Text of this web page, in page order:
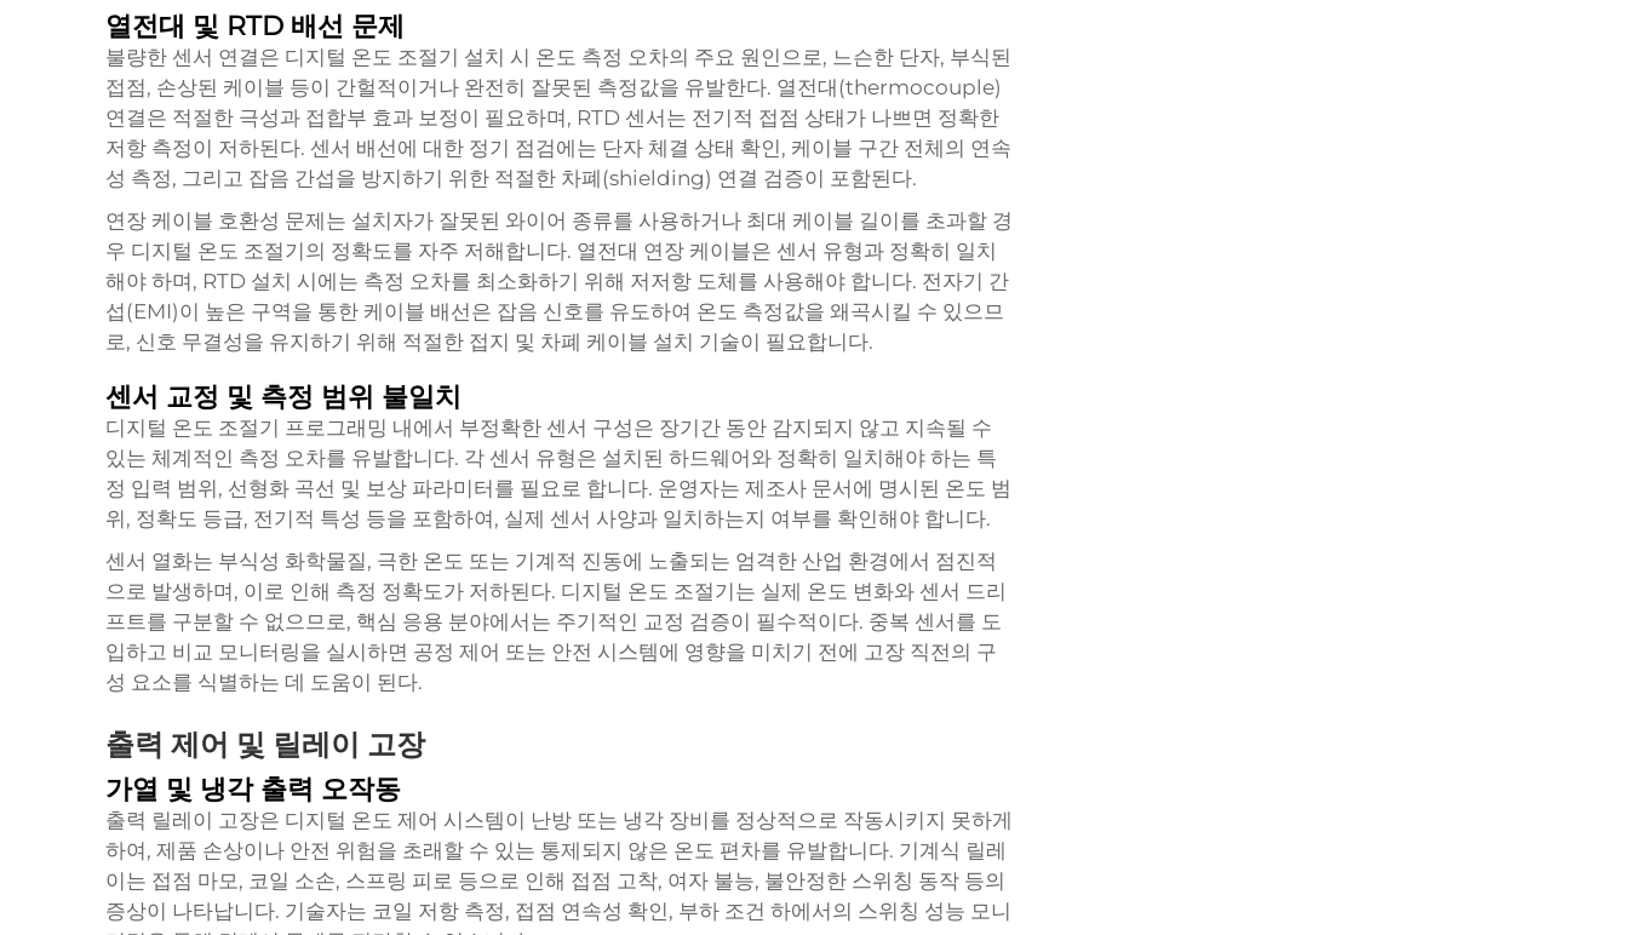
열전대 및 RTD 배선 문제
불량한 센서 연결은 디지털 온도 조절기 설치 시 온도 측정 오차의 주요 원인으로, 느슨한 단자, 부식된
접점, 손상된 케이블 등이 간헐적이거나 완전히 잘못된 측정값을 유발한다. 열전대(thermocouple)
연결은 적절한 극성과 접합부 효과 보정이 필요하며, RTD 센서는 전기적 접점 상태가 나쁘면 정확한
저항 측정이 저하된다. 센서 배선에 대한 정기 점검에는 단자 체결 상태 확인, 케이블 구간 전체의 연속
성 측정, 그리고 잡음 간섭을 방지하기 위한 적절한 차폐(shielding) 연결 검증이 포함된다.
연장 케이블 호환성 문제는 설치자가 잘못된 와이어 종류를 사용하거나 최대 케이블 길이를 초과할 경
우 디지털 온도 조절기의 정확도를 자주 저해합니다. 열전대 연장 케이블은 센서 유형과 정확히 일치
해야 하며, RTD 설치 시에는 측정 오차를 최소화하기 위해 저저항 도체를 사용해야 합니다. 전자기 간
섭(EMI)이 높은 구역을 통한 케이블 배선은 잡음 신호를 유도하여 온도 측정값을 왜곡시킬 수 있으므
로, 신호 무결성을 유지하기 위해 적절한 접지 및 차폐 케이블 설치 기술이 필요합니다.
센서 교정 및 측정 범위 불일치
디지털 온도 조절기 프로그래밍 내에서 부정확한 센서 구성은 장기간 동안 감지되지 않고 지속될 수
있는 체계적인 측정 오차를 유발합니다. 각 센서 유형은 설치된 하드웨어와 정확히 일치해야 하는 특
정 입력 범위, 선형화 곡선 및 보상 파라미터를 필요로 합니다. 운영자는 제조사 문서에 명시된 온도 범
위, 정확도 등급, 전기적 특성 등을 포함하여, 실제 센서 사양과 일치하는지 여부를 확인해야 합니다.
센서 열화는 부식성 화학물질, 극한 온도 또는 기계적 진동에 노출되는 엄격한 산업 환경에서 점진적
으로 발생하며, 이로 인해 측정 정확도가 저하된다. 디지털 온도 조절기는 실제 온도 변화와 센서 드리
프트를 구분할 수 없으므로, 핵심 응용 분야에서는 주기적인 교정 검증이 필수적이다. 중복 센서를 도
입하고 비교 모니터링을 실시하면 공정 제어 또는 안전 시스템에 영향을 미치기 전에 고장 직전의 구
성 요소를 식별하는 데 도움이 된다.
출력 제어 및 릴레이 고장
가열 및 냉각 출력 오작동
출력 릴레이 고장은 디지털 온도 제어 시스템이 난방 또는 냉각 장비를 정상적으로 작동시키지 못하게
하여, 제품 손상이나 안전 위험을 초래할 수 있는 통제되지 않은 온도 편차를 유발합니다. 기계식 릴레
이는 접점 마모, 코일 소손, 스프링 피로 등으로 인해 접점 고착, 여자 불능, 불안정한 스위칭 동작 등의
증상이 나타납니다. 기술자는 코일 저항 측정, 접점 연속성 확인, 부하 조건 하에서의 스위칭 성능 모니